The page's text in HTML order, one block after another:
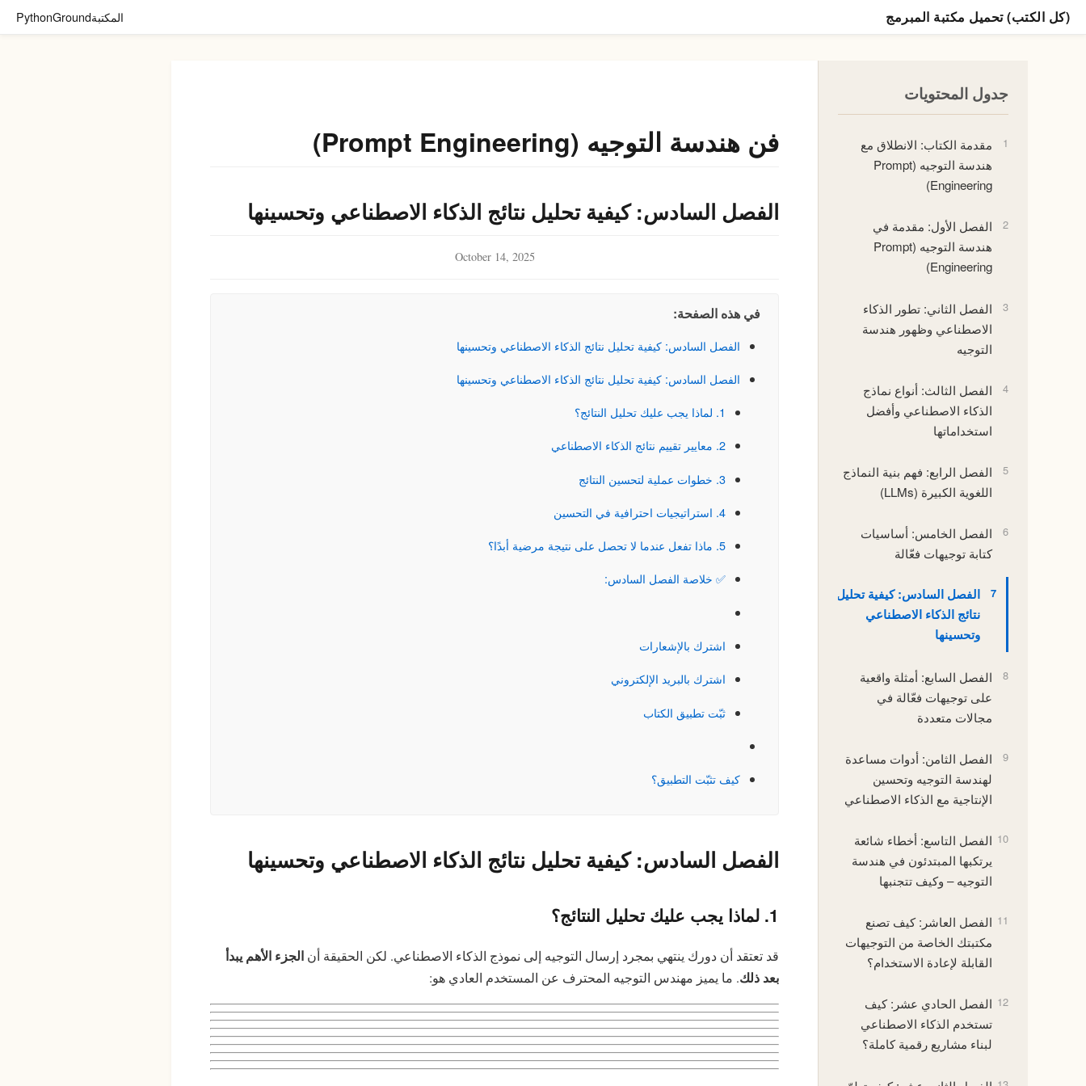
(كل الكتب) تحميل مكتبة المبرمج المكتبةPythonGround
جدول المحتويات
1
مقدمة الكتاب: الانطلاق مع
هندسة التوجيه (Prompt
Engineering)
2
الفصل الأول: مقدمة في
هندسة التوجيه (Prompt
Engineering)
3
الفصل الثاني: تطور الذكاء
الاصطناعي وظهور هندسة
التوجيه
4
الفصل الثالث: أنواع نماذج
الذكاء الاصطناعي وأفضل
استخداماتها
5
الفصل الرابع: فهم بنية النماذج
اللغوية الكبيرة (LLMs)
6
الفصل الخامس: أساسيات
كتابة توجيهات فعّالة
7
الفصل السادس: كيفية تحليل
نتائج الذكاء الاصطناعي
وتحسينها
8
الفصل السابع: أمثلة واقعية
على توجيهات فعّالة في
مجالات متعددة
9
الفصل الثامن: أدوات مساعدة
لهندسة التوجيه وتحسين
الإنتاجية مع الذكاء الاصطناعي
10 الفصل التاسع: أخطاء شائعة
يرتكبها المبتدئون في هندسة
التوجيه – وكيف تتجنبها
11 الفصل العاشر: كيف تصنع
مكتبتك الخاصة من التوجيهات
القابلة لإعادة الاستخدام؟
12 الفصل الحادي عشر: كيف
تستخدم الذكاء الاصطناعي
لبناء مشاريع رقمية كاملة؟
فن هندسة التوجيه (Prompt Engineering)
الفصل السادس: كيفية تحليل نتائج الذكاء الاصطناعي وتحسينها
October 14, 2025
في هذه الصفحة:
الفصل السادس: كيفية تحليل نتائج الذكاء الاصطناعي وتحسينها
الفصل السادس: كيفية تحليل نتائج الذكاء الاصطناعي وتحسينها
1. لماذا يجب عليك تحليل النتائج؟
2. معايير تقييم نتائج الذكاء الاصطناعي
3. خطوات عملية لتحسين النتائج
4. استراتيجيات احترافية في التحسين
5. ماذا تفعل عندما لا تحصل على نتيجة مرضية أبدًا؟
✅ خلاصة الفصل السادس:
اشترك بالإشعارات
اشترك بالبريد الإلكتروني
ثبّت تطبيق الكتاب
كيف تثبّت التطبيق؟
الفصل السادس: كيفية تحليل نتائج الذكاء الاصطناعي وتحسينها
1. لماذا يجب عليك تحليل النتائج؟
قد تعتقد أن دورك ينتهي بمجرد إرسال التوجيه إلى نموذج الذكاء الاصطناعي. لكن الحقيقة أن الجزء الأهم يبدأ
بعد ذلك. ما يميز مهندس التوجيه المحترف عن المستخدم العادي هو:
تعلم البرمجة بلغة بايثون
فن هندسة التوجيه
كتاب المبرمج (The Book
Full Stack Development
with Angular and
GraphQL